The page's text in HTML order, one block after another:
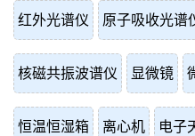
红外光谱仪 原子吸收光谱
核磁共振波谱仪 显微镜
恒温恒湿箱 离心机 电子